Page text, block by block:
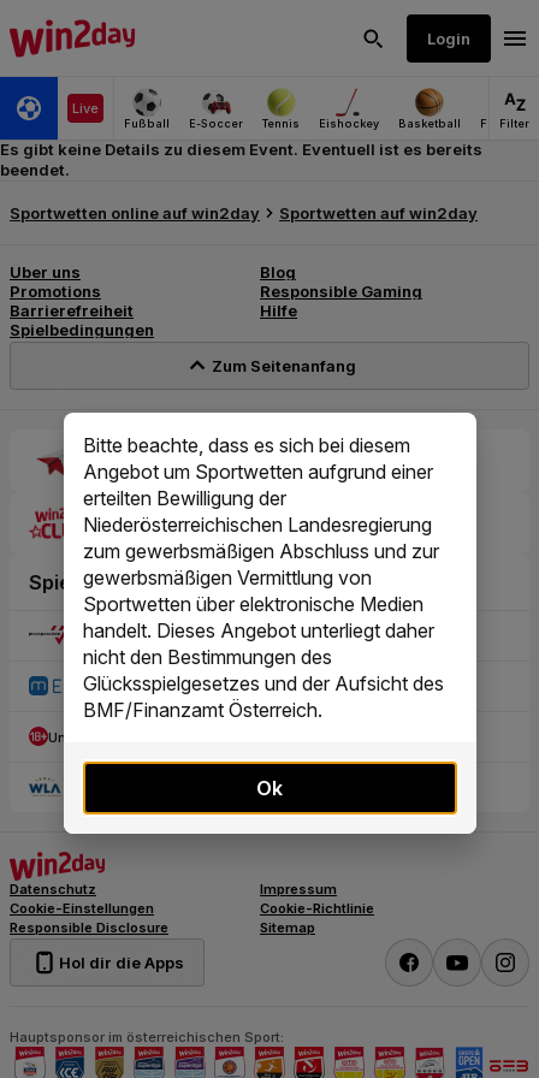
Bitte beachte, dass es sich bei diesem
Angebot um Sportwetten aufgrund einer
erteilten Bewilligung der
Niederösterreichischen Landesregierung
zum gewerbsmäßigen Abschluss und zur
gewerbsmäßigen Vermittlung von
Sportwetten über elektronische Medien
handelt. Dieses Angebot unterliegt daher
nicht den Bestimmungen des
Glücksspielgesetzes und der Aufsicht des
BMF/Finanzamt Österreich.
Ok
Es gibt keine Details zu diesem Event. Eventuell ist es bereits
beendet.